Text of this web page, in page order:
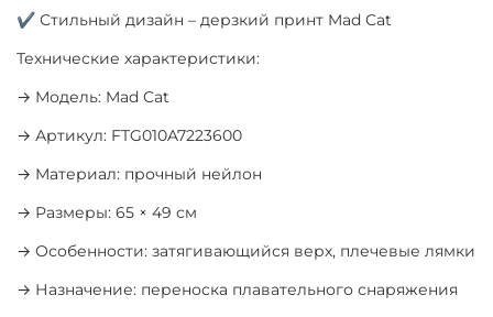
✔ Стильный дизайн – дерзкий принт Mad Cat
Технические характеристики:
→ Модель: Mad Cat
→ Артикул: FTG010A7223600
→ Материал: прочный нейлон
→ Размеры: 65 × 49 см
→ Особенности: затягивающийся верх, плечевые лямки
→ Назначение: переноска плавательного снаряжения